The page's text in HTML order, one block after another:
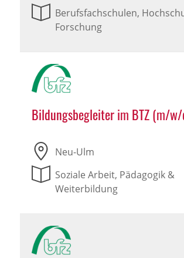
Berufsfachschulen,
Forschung
Bildungsbegleiter im BTZ (m/
Neu-Ulm
Soziale Arbeit, Pädagogik &
Weiterbildung